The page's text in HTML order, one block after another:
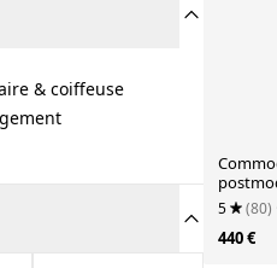
& coiffeuse
en verre
5 (80)
440 €